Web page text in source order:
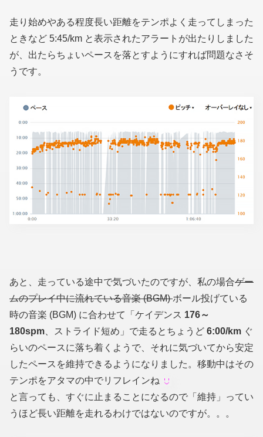
走り始めやある程度長い距離をテンポよく走ってしまった
ときなど 5:45/km と表示されたアラートが出たりしました
が、出たらちょいペースを落とすようにすれば問題なさそ
うです。
あと、走っている途中で気づいたのですが、私の場合ゲー
ムのプレイ中に流れている音楽 (BGM)ボール投げている
時の音楽 (BGM) に合わせて「ケイデンス 176～
180spm 、ストライド短め」で走るとちょうど 6:00/km ぐ
らいのペースに落ち着くようで、それに気づいてから安定
したペースを維持できるようになりました。移動中はその
テンポをアタマの中でリフレインね
と言っても、すぐに止まることになるので「維持」ってい
うほど長い距離を走れるわけではないのですが。。。